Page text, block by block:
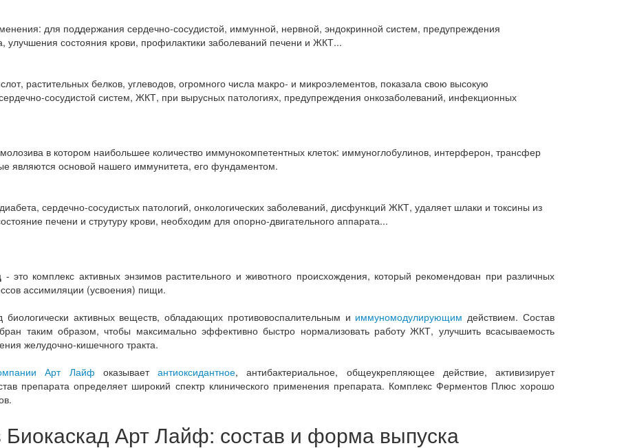
- это комплекс активных энзимов растительного и животного происхождения, который рекомендован при различных
ассимиляции (усвоения) пищи.
активных веществ, обладающих противовоспалительным и иммуномодулирующим действием. Состав
таким образом, чтобы максимально эффективно быстро нормализовать работу ЖКТ, улучшить всасываемость
желудочно-кишечного тракта.
Арт Лайф оказывает антиоксидантное, антибактериальное, общеукрепляющее действие, активизирует
препарата определяет широкий спектр клинического применения препарата. Комплекс Ферментов Плюс хорошо
Арт Лайф: состав и форма выпуска